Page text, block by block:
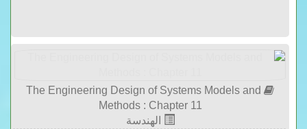
The Engineering Design of Systems Models and
Methods : Chapter 11
الهندسة